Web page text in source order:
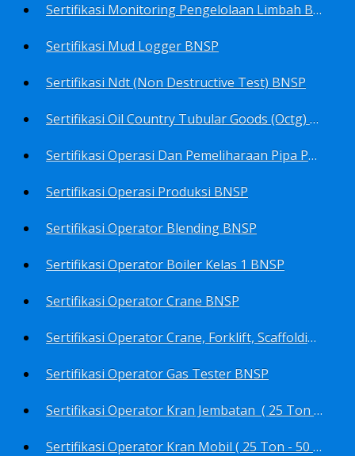
Sertifikasi Monitoring Pengelolaan Limbah B3 BNSP
Sertifikasi Mud Logger BNSP
Sertifikasi Ndt (Non Destructive Test) BNSP
Sertifikasi Oil Country Tubular Goods (Octg) BNSP
Sertifikasi Operasi Dan Pemeliharaan Pipa Penyalur BNSP
Sertifikasi Operasi Produksi BNSP
Sertifikasi Operator Blending BNSP
Sertifikasi Operator Boiler Kelas 1 BNSP
Sertifikasi Operator Crane BNSP
Sertifikasi Operator Crane, Forklift, Scaffolding/Scaffolder, Boiler, Rigger BNSP
Sertifikasi Operator Gas Tester BNSP
Sertifikasi Operator Kran Jembatan ( 25 Ton - 50 Ton - > 50 ) BNSP
Sertifikasi Operator Kran Mobil ( 25 Ton - 50 Ton - > 50 ) BNSP